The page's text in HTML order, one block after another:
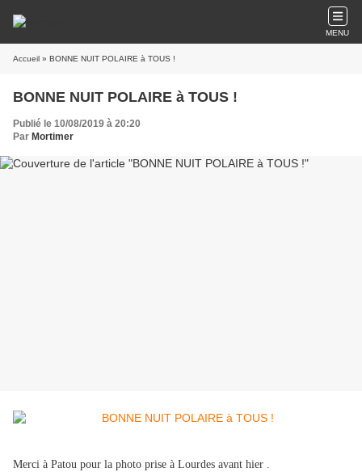
MENU
Accueil » BONNE NUIT POLAIRE à TOUS !
BONNE NUIT POLAIRE à TOUS !
Publié le 10/08/2019 à 20:20
Par Mortimer
Merci à Patou pour la photo prise à Lourdes avant hier .